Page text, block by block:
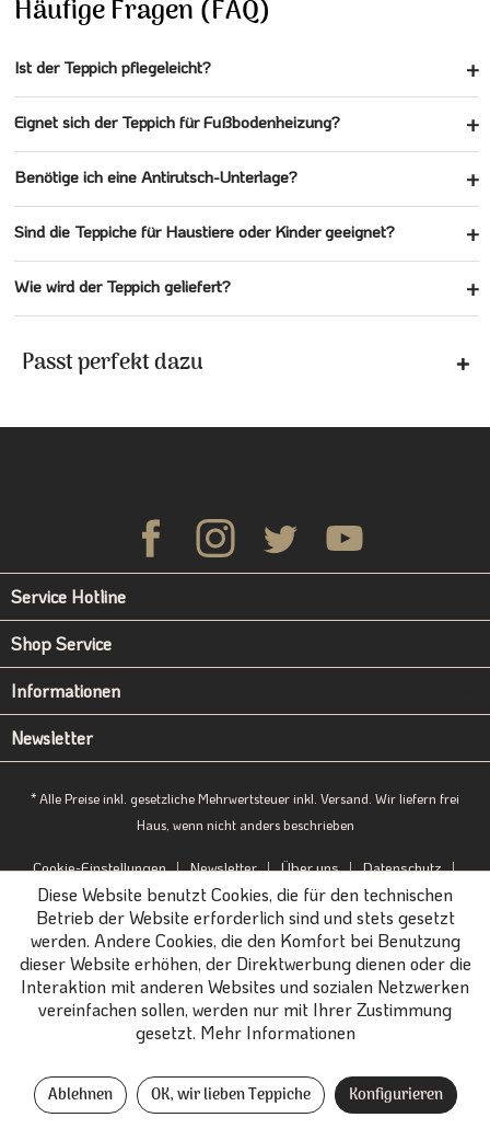
Häufige Fragen (FAQ)
Ist der Teppich pflegeleicht?
Eignet sich der Teppich für Fußbodenheizung?
Benötige ich eine Antirutsch-Unterlage?
Sind die Teppiche für Haustiere oder Kinder geeignet?
Wie wird der Teppich geliefert?
Passt perfekt dazu
Service Hotline
Shop Service
Informationen
Newsletter
* Alle Preise inkl. gesetzliche Mehrwertsteuer inkl. Versand. Wir liefern frei
Haus, wenn nicht anders beschrieben
Cookie-Einstellungen Newsletter Über uns
Datenschutz
Impressum
B2B-Portal
Diese Website benutzt Cookies, die für den technischen
Betrieb der Website erforderlich sind und stets gesetzt
werden. Andere Cookies, die den Komfort bei Benutzung
dieser Website erhöhen, der Direktwerbung dienen oder die
Interaktion mit anderen Websites und sozialen Netzwerken
vereinfachen sollen, werden nur mit Ihrer Zustimmung
gesetzt. Mehr Informationen
Ablehnen OK, wir lieben Teppiche Konfigurieren